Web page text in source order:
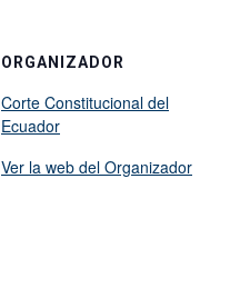
ORGANIZADOR
Corte Constitucional del
Ecuador
Ver la web del Organizador